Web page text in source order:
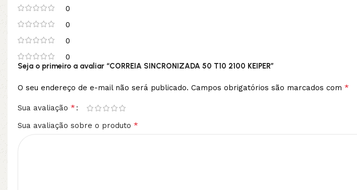
0
0
0
0
Seja o primeiro a avaliar “CORREIA SINCRONIZADA 50 T10 2100 KEIPER”
O seu endereço de e-mail não será publicado. Campos obrigatórios são marcados com *
Sua avaliação *
Sua avaliação sobre o produto *